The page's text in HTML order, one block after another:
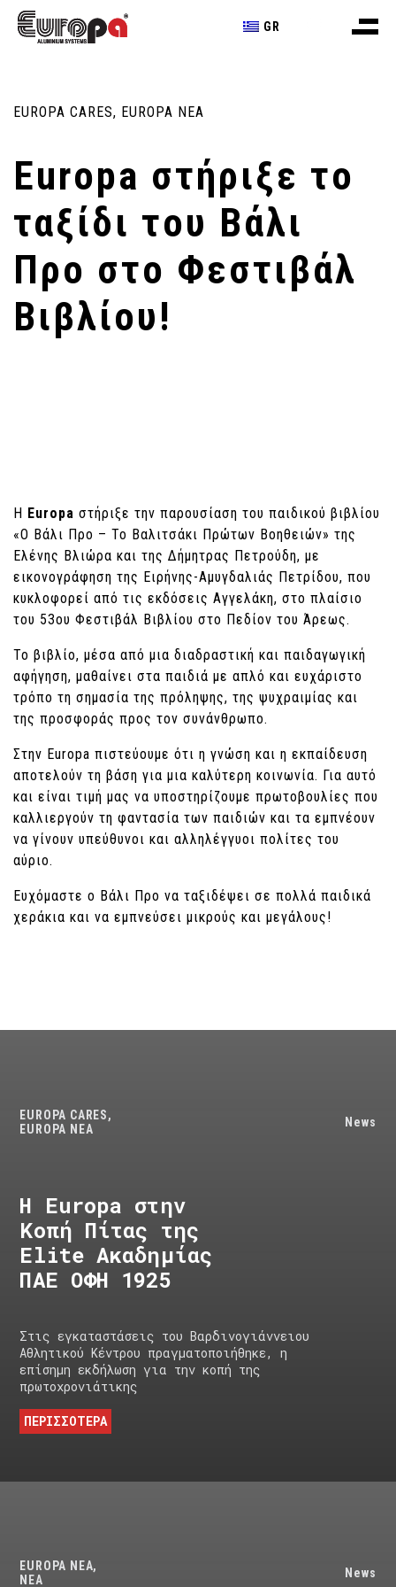
GR
EUROPA CARES, EUROPA NEA
Europa στήριξε το
ταξίδι του Βάλι
Προ στο Φεστιβάλ
Βιβλίου!
Η Europa στήριξε την παρουσίαση του παιδικού βιβλίου
«Ο Βάλι Προ – Το Βαλιτσάκι Πρώτων Βοηθειών» της
Ελένης Βλιώρα και της Δήμητρας Πετρούδη, με
εικονογράφηση της Ειρήνης-Αμυγδαλιάς Πετρίδου, που
κυκλοφορεί από τις εκδόσεις Αγγελάκη, στο πλαίσιο
του 53ου Φεστιβάλ Βιβλίου στο Πεδίον του Άρεως.
Το βιβλίο, μέσα από μια διαδραστική και παιδαγωγική
αφήγηση, μαθαίνει στα παιδιά με απλό και ευχάριστο
τρόπο τη σημασία της πρόληψης, της ψυχραιμίας και
της προσφοράς προς τον συνάνθρωπο.
Στην Europa πιστεύουμε ότι η γνώση και η εκπαίδευση
αποτελούν τη βάση για μια καλύτερη κοινωνία. Για αυτό
και είναι τιμή μας να υποστηρίζουμε πρωτοβουλίες που
καλλιεργούν τη φαντασία των παιδιών και τα εμπνέουν
να γίνουν υπεύθυνοι και αλληλέγγυοι πολίτες του
αύριο.
Ευχόμαστε ο Βάλι Προ να ταξιδέψει σε πολλά παιδικά
χεράκια και να εμπνεύσει μικρούς και μεγάλους!
EUROPA CARES,
EUROPA NEA
News
H Europa στην
Κοπή Πίτας της
Elite Ακαδημίας
ΠΑΕ ΟΦΗ 1925
Στις εγκαταστάσεις του Βαρδινογιάννειου
Αθλητικού Κέντρου πραγματοποιήθηκε, η
επίσημη εκδήλωση για την κοπή της
πρωτοχρονιάτικης
ΠΕΡΙΣΣΟΤΕΡΑ
EUROPA NEA,
ΝΕΑ
News